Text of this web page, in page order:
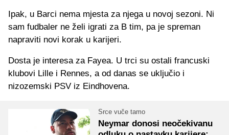
Ipak, u Barci nema mjesta za njega u novoj sezoni. Ni
sam fudbaler ne želi igrati za B tim, pa je spreman
napraviti novi korak u karijeri.
Dosta je interesa za Fayea. U trci su ostali francuski
klubovi Lille i Rennes, a od danas se uključio i
nizozemski PSV iz Eindhovena.
Srce vuče tamo
Neymar donosi neočekivanu